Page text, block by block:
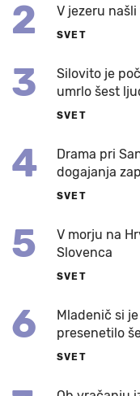
2 V jezeru
SVET
3
Silovito je
umrlo šest
SVET
4
Drama pri
dogajanja
SVET
5
V morju na
Slovenca
SVET
6
Mladenič si
presenetilo
SVET